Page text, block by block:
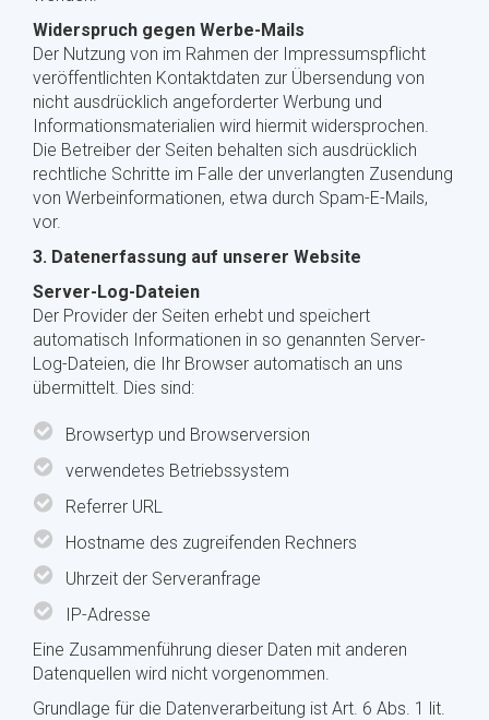
Widerspruch gegen Werbe-Mails
Der Nutzung von im Rahmen der Impressumspflicht
veröffentlichten Kontaktdaten zur Übersendung von
nicht ausdrücklich angeforderter Werbung und
Informationsmaterialien wird hiermit widersprochen.
Die Betreiber der Seiten behalten sich ausdrücklich
rechtliche Schritte im Falle der unverlangten Zusendung
von Werbeinformationen, etwa durch Spam-E-Mails,
vor.
3. Datenerfassung auf unserer Website
Server-Log-Dateien
Der Provider der Seiten erhebt und speichert
automatisch Informationen in so genannten Server-
Log-Dateien, die Ihr Browser automatisch an uns
übermittelt. Dies sind:
Browsertyp und Browserversion
verwendetes Betriebssystem
Referrer URL
Hostname des zugreifenden Rechners
Uhrzeit der Serveranfrage
IP-Adresse
Eine Zusammenführung dieser Daten mit anderen
Datenquellen wird nicht vorgenommen.
Grundlage für die Datenverarbeitung ist Art. 6 Abs. 1 lit.